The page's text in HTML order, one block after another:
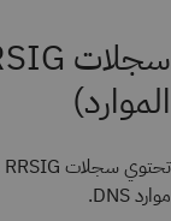
الموارد)
موارد DNS.